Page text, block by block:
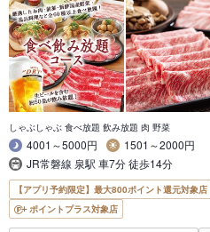
しゃぶしゃぶ 食べ放題 飲み放題 肉 野菜
4001～5000円
1501～2000円
JR常磐線 泉駅 車7分 徒歩14分
【アプリ予約限定】最大800ポイント還元対象店
ポイントプラス対象店